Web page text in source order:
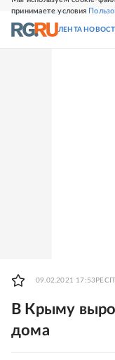
принимаете условия
СВЕЖИЙ НОМЕР
ЛЕНТА
09.02.2021 17:53
В Крыму
дома